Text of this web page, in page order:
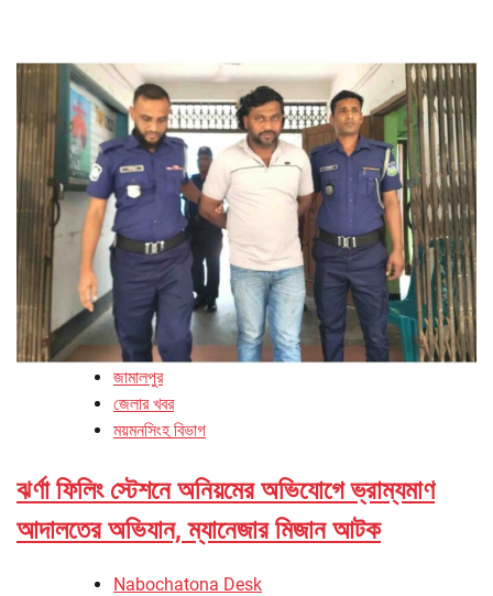
জামালপুর
জেলার খবর
ময়মনসিংহ বিভাগ
ঝর্ণা ফিলিং স্টেশনে অনিয়মের অভিযোগে ভ্রাম্যমাণ
আদালতের অভিযান, ম্যানেজার মিজান আটক
Nabochatona Desk